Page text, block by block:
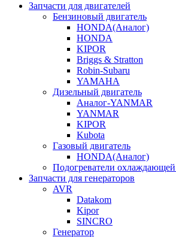
Запчасти для двигателей
Бензиновый двигатель
HONDA(Aналог)
HONDA
KIPOR
Briggs & Stratton
Robin-Subaru
YAMAHA
Дизельный двигатель
Аналог-YANMAR
YANMAR
KIPOR
Kubota
Газовый двигатель
HONDA(Aналог)
Подогреватели
Запчасти для генераторов
AVR
Datakom
Kipor
SINCRO
Генератор